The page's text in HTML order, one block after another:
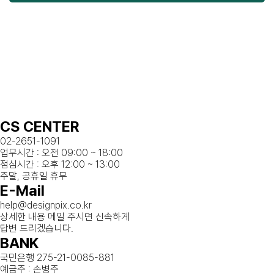
CS CENTER
02-2651-1091
업무시간 : 오전 09:00 ~ 18:00
점심시간 : 오후 12:00 ~ 13:00
주말, 공휴일 휴무
E-Mail
help@designpix.co.kr
상세한 내용 메일 주시면 신속하게
답변 드리겠습니다.
BANK
국민은행 275-21-0085-881
예금주 : 손병주